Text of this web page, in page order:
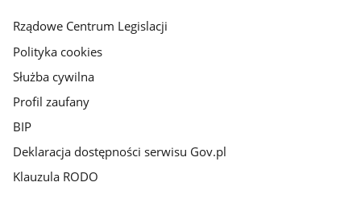
Rządowe Centrum Legislacji
Polityka cookies
Służba cywilna
Profil zaufany
BIP
Deklaracja dostępności serwisu Gov.pl
Klauzula RODO